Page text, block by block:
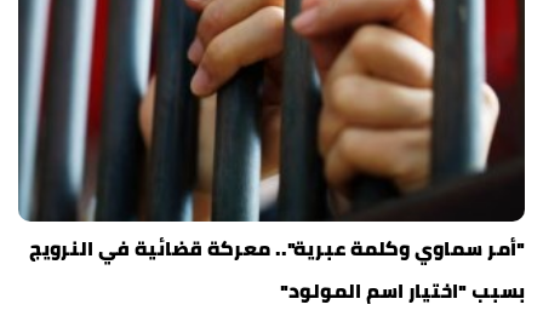
"أمر سماوي وكلمة عبرية".. معركة قضائية في النرويج
بسبب "اختيار اسم المولود"